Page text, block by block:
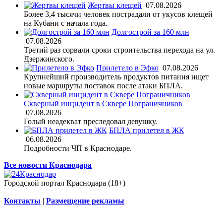
Жертвы клещей 07.08.2026
Более 3,4 тысячи человек пострадали от укусов клещей
на Кубани с начала года.
Долгострой за 160 млн
07.08.2026
Третий раз сорвали сроки строительства перехода на ул.
Дзержинского.
Прилетело в Эфко 07.08.2026
Крупнейший производитель продуктов питания ищет
новые маршруты поставок после атаки БПЛА.
Скверный инцидент в Сквере Пограничников
07.08.2026
Голый неадекват преследовал девушку.
БПЛА прилетел в ЖК
06.08.2026
Подробности ЧП в Краснодаре.
Все новости Краснодара
Городской портал Краснодара (18+)
Контакты | Размещение рекламы